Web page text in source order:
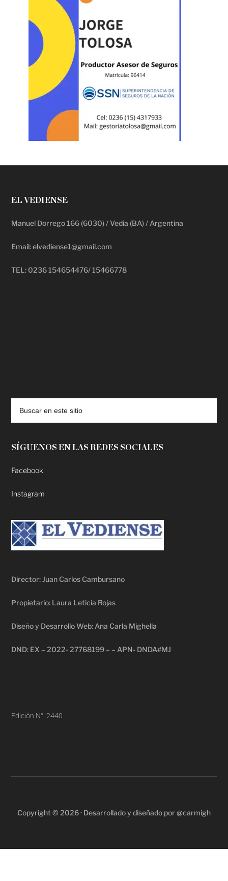
EL VEDIENSE
Manuel Dorrego 166 (6030) / Vedia (BA) / Argentina
Email: elvediense1@gmail.com
TEL: 0236 154654476/ 15466778
SÍGUENOS EN LAS REDES SOCIALES
Facebook
Instagram
Director: Juan Carlos Cambursano
Propietario: Laura Leticia Rojas
Diseño y Desarrollo Web: Ana Carla Mighella
DND: EX – 2022- 27768199 – – APN- DNDA#MJ
Edición N°: 2440
Copyright © 2026 · Desarrollado y diseñado por @carmigh